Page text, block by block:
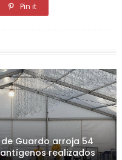
Pin it
Guardo arroja 54
realizados